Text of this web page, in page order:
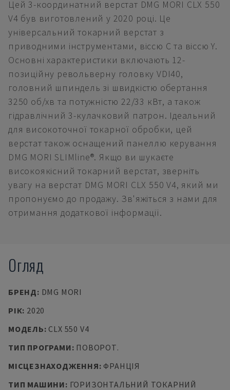
Цей 3-координатний верстат DMG MORI CLX 550
V4 був виготовлений у 2020 році. Це
універсальний токарний верстат з
приводними інструментами, віссю С та віссю Y.
Основні характеристики включають 12-
позиційну револьверну головку VDI40,
головний шпиндель зі швидкістю обертання
3250 об/хв та потужністю 22/33 кВт, а також
гідравлічний 3-кулачковий патрон. Ідеальний
для високоточної токарної обробки, цей
верстат також оснащений панеллю керування
DMG MORI SLIMline®. Якщо ви шукаєте
високоякісний токарний верстат, зверніть
увагу на верстат DMG MORI CLX 550 V4, який ми
пропонуємо до продажу. Зв'яжіться з нами для
отримання додаткової інформації.
Огляд
БРЕНД: DMG MORI
РІК: 2020
МОДЕЛЬ: CLX 550 V4
ТИП ПРОГРАМИ: ПОВОРОТ.
МІСЦЕЗНАХОДЖЕННЯ: ФРАНЦІЯ
ТИП МАШИНИ: ГОРИЗОНТАЛЬНИЙ ТОКАРНИЙ